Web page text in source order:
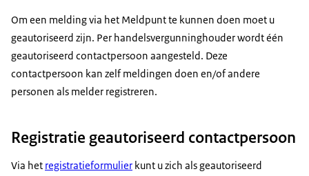
Om een melding via het Meldpunt te kunnen doen moet u
geautoriseerd zijn. Per handelsvergunninghouder wordt één
geautoriseerd contactpersoon aangesteld. Deze
contactpersoon kan zelf meldingen doen en/of andere
personen als melder registreren.
Registratie geautoriseerd contactpersoon
Via het registratieformulier kunt u zich als geautoriseerd